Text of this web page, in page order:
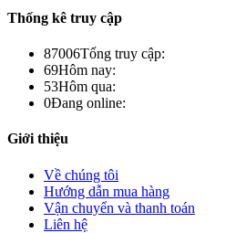
Thống kê truy cập
87006Tổng truy cập:
69Hôm nay:
53Hôm qua:
0Đang online:
Giới thiệu
Về chúng tôi
Hướng dẫn mua hàng
Vận chuyển và thanh toán
Liên hệ